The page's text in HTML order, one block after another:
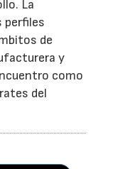
La
perfiles
de
y
como
del